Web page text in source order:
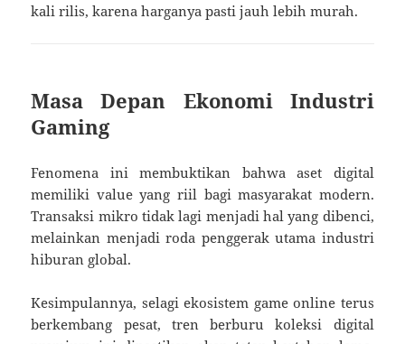
kali rilis, karena harganya pasti jauh lebih murah.
Masa Depan Ekonomi Industri
Gaming
Fenomena ini membuktikan bahwa aset digital
memiliki value yang riil bagi masyarakat modern.
Transaksi mikro tidak lagi menjadi hal yang dibenci,
melainkan menjadi roda penggerak utama industri
hiburan global.
Kesimpulannya, selagi ekosistem game online terus
berkembang pesat, tren berburu koleksi digital